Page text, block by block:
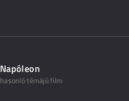
Napóleon
hasonló témájú film